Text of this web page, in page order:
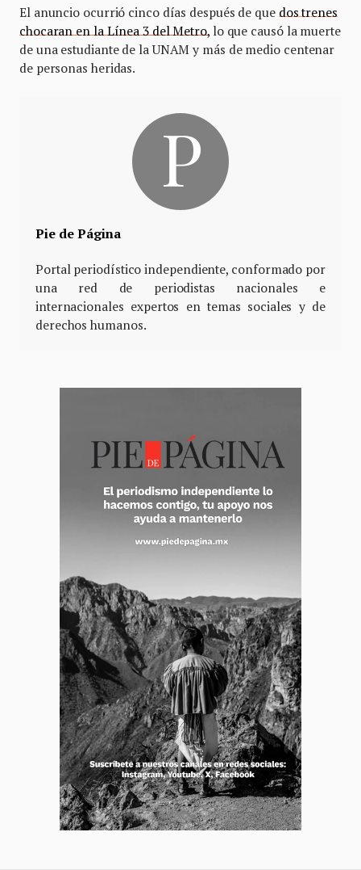
El anuncio ocurrió cinco días después de que dos trenes
chocaran en la Línea 3 del Metro,lo que causó la muerte
de una estudiante de la UNAM y más de medio centenar
de personas heridas.
Pie de Página
Portal periodístico independiente, conformado por
una red de periodistas nacionales e
internacionales expertos en temas sociales y de
derechos humanos.